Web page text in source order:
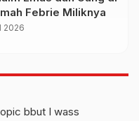
Febrie Miliknya
2026
bbut I wass